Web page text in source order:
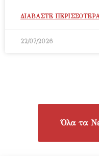
ΔΙΑΒΑΣΤΕ ΠΕΡΙΣΣΟΤΕΡΑ
22/07/2026
Όλα τα